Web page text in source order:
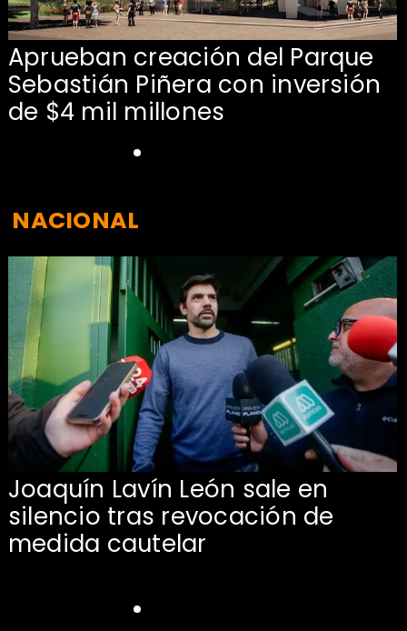
Aprueban creación del Parque
Sebastián Piñera con inversión
de $4 mil millones
Joaquín Lavín León sale en
silencio tras revocación de
medida cautelar
NACIONAL